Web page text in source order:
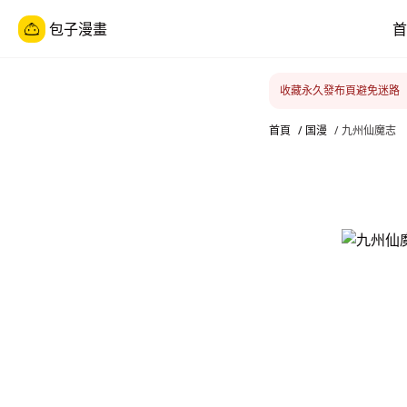
包子漫畫
收藏永久發布頁避免迷路
首頁 / 国漫 / 九州仙魔志